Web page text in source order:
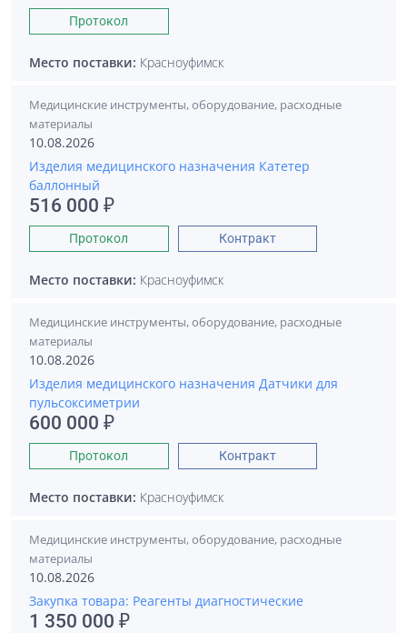
Протокол
Место поставки: Красноуфимск
Медицинские инструменты, оборудование, расходные
материалы
10.08.2026
Изделия медицинского назначения Катетер
баллонный
516 000 ₽
Протокол Контракт
Место поставки: Красноуфимск
Медицинские инструменты, оборудование, расходные
материалы
10.08.2026
Изделия медицинского назначения Датчики для
пульсоксиметрии
600 000 ₽
Протокол Контракт
Место поставки: Красноуфимск
Медицинские инструменты, оборудование, расходные
материалы
10.08.2026
Закупка товара: Реагенты диагностические
1 350 000 ₽